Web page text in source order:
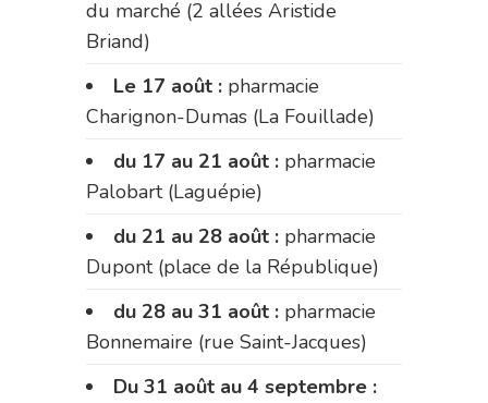
du marché (2 allées Aristide
Briand)
Le 17 août : pharmacie
Charignon-Dumas (La Fouillade)
du 17 au 21 août : pharmacie
Palobart (Laguépie)
du 21 au 28 août : pharmacie
Dupont (place de la République)
du 28 au 31 août : pharmacie
Bonnemaire (rue Saint-Jacques)
Du 31 août au 4 septembre :